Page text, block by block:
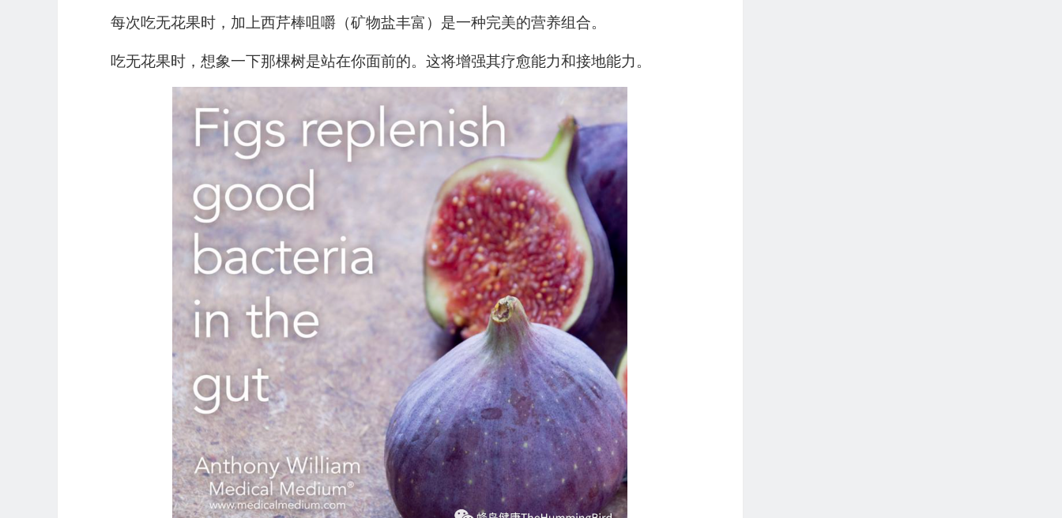
每次吃无花果时，加上西芹棒咀嚼（矿物盐丰富）是一种完美的营养组合。
吃无花果时，想象一下那棵树是站在你面前的。这将增强其疗愈能力和接地能力。